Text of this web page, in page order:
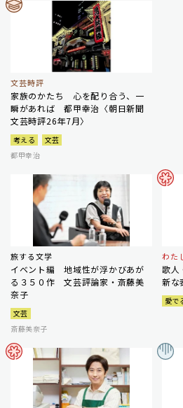
文芸時評
家族のかたち 心を配り合う、一
瞬があれば 都甲幸治〈朝日新聞
文芸時評26年7月〉
考える
文芸
都甲幸治
旅する文学
イベント編 地域性が浮かびあが
る３５０作 文芸評論家・斎藤美
奈子
文芸
斎藤美奈子
わた
歌人
新な
愛で